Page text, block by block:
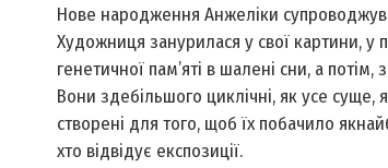
Нове народження Анжеліки
Художниця занурилася у свої картини, у
генетичної пам’яті в шалені сни, а
Вони здебільшого циклічні, як усе
створені для того, щоб їх побачило
хто відвідує експозиції.